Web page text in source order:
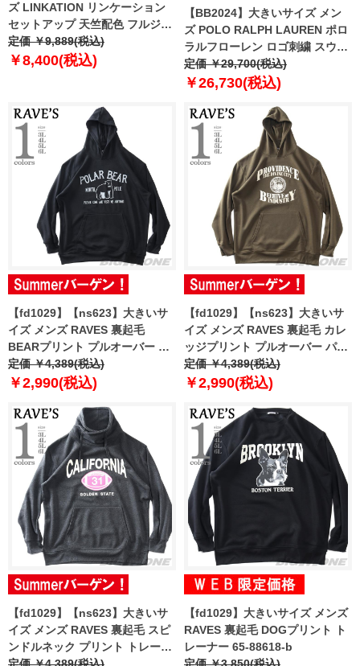
ズ LINKATION リンケーション
セットアップ 天竺配色 フルジッ
プ パーカー アスレジャー スポー
ツウェア lk-cj240408
定価 ￥9,889(税込)
￥8,400(税込)
【BB2024】大きいサイズ メン
ズ POLO RALPH LAUREN ポロ
ラルフローレン ロゴ刺繍 スウェ
ット トレーナー USA直輸入
710941833-009
定価 ￥29,700(税込)
￥26,730(税込)
【fd1029】【ns623】大きいサ
イズ メンズ RAVES 裏起毛
BEARプリント プルオーバー パ
ーカー 65-88663-b
定価 ￥4,389(税込)
￥2,990(税込)
【fd1029】【ns623】大きいサ
イズ メンズ RAVES 裏起毛 カレ
ッジプリント プルオーバー パー
カー 65-88649-b
定価 ￥4,389(税込)
￥2,990(税込)
【fd1029】【ns623】大きいサ
イズ メンズ RAVES 裏起毛 スピ
ンドルネック プリント トレーナ
【fd1029】大きいサイズ メンズ
RAVES 裏起毛 DOGプリント ト
レーナー 65-88618-b